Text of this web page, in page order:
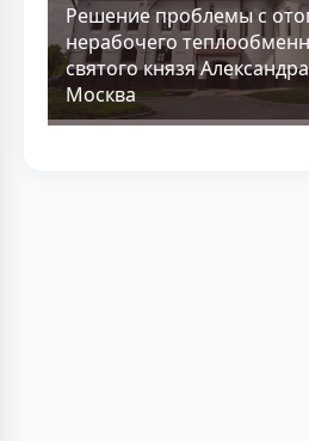
Решение проблемы с
нерабочего
святого князя
Москва